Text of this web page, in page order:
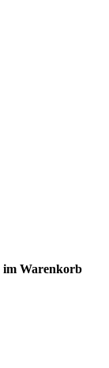
im Warenkorb